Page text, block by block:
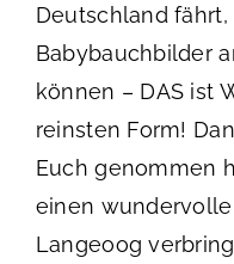
Deutschland
Babybauchbilder
können – DAS ist
reinsten Form!
Euch genommen
einen
Langeoog